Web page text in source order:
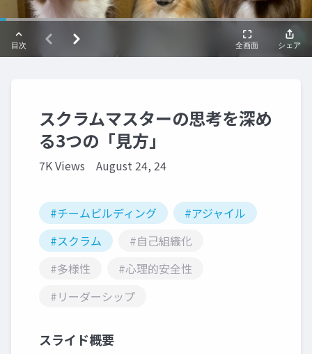
スクラムマスターの思考を深め
る3つの「見方」
7K Views August 24, 24
#チームビルディング
#アジャイル
#スクラム
#自己組織化
#多様性
#心理的安全性
#リーダーシップ
スライド概要